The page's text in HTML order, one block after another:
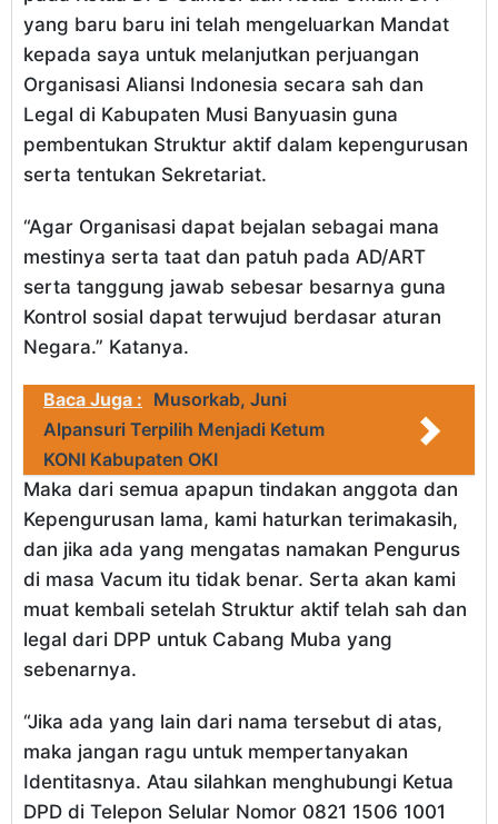
yang baru baru ini telah mengeluarkan Mandat
kepada saya untuk melanjutkan perjuangan
Organisasi Aliansi Indonesia secara sah dan
Legal di Kabupaten Musi Banyuasin guna
pembentukan Struktur aktif dalam kepengurusan
serta tentukan Sekretariat.
“Agar Organisasi dapat bejalan sebagai mana
mestinya serta taat dan patuh pada AD/ART
serta tanggung jawab sebesar besarnya guna
Kontrol sosial dapat terwujud berdasar aturan
Negara.” Katanya.
Baca Juga : Musorkab, Juni
Alpansuri Terpilih Menjadi Ketum
KONI Kabupaten OKI
Maka dari semua apapun tindakan anggota dan
Kepengurusan lama, kami haturkan terimakasih,
dan jika ada yang mengatas namakan Pengurus
di masa Vacum itu tidak benar. Serta akan kami
muat kembali setelah Struktur aktif telah sah dan
legal dari DPP untuk Cabang Muba yang
sebenarnya.
“Jika ada yang lain dari nama tersebut di atas,
maka jangan ragu untuk mempertanyakan
Identitasnya. Atau silahkan menghubungi Ketua
DPD di Telepon Selular Nomor 0821 1506 1001